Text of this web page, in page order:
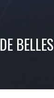
BELLES